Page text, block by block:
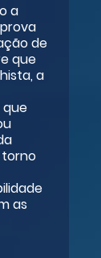
a
de
que
a
que
torno
as